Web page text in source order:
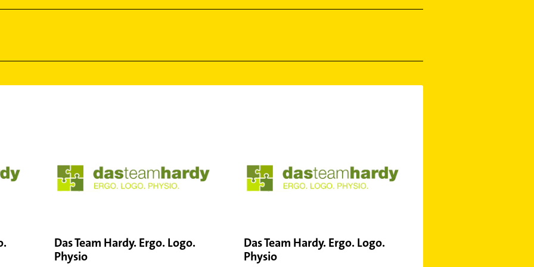
Das Team Hardy. Ergo. Logo.
Physio
Das Team Hardy. Ergo. Logo.
Physio